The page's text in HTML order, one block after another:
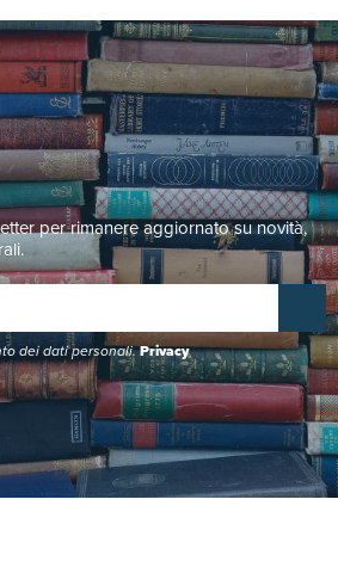
per rimanere aggiornato su novità,
dei dati personali.Privacy